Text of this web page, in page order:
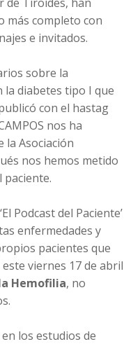
más completo con
e invitados.
sobre la
la diabetes tipo I que
con el hastag
nos ha
la Asociación
nos hemos metido
paciente.
Podcast del Paciente’
enfermedades y
pacientes que
viernes 17 de abril
Hemofilia, no
los estudios de